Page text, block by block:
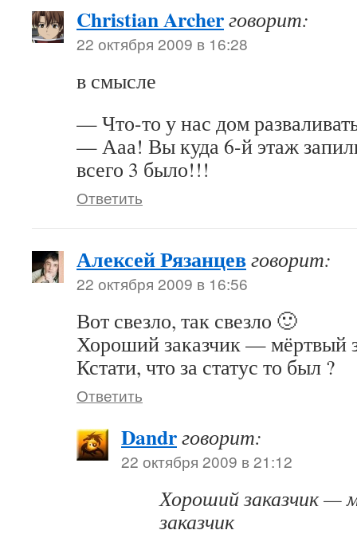
Christian Archerговорит:
22 октября 2009 в 16:28
в смысле
— Что-то у нас дом
— Ааа! Вы куда 6-й этаж
всего 3 было!!!
Ответить
Алексей Рязанцевговорит:
22 октября 2009 в 16:56
Вот свезло, так свезло 🙂
Хороший заказчик — мёртвый
Кстати, что за статус то был ?
Ответить
Dandrговорит:
22 октября 2009 в 21:12
Хороший заказчик —
заказчик